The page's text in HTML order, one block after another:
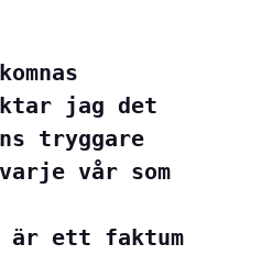
jag det
tryggare
varje vår som
är ett faktum